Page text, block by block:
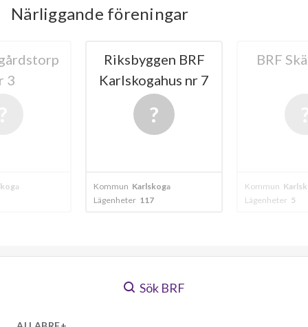
Närliggande föreningar
3
Riksbyggen BRF
Karlskogahus nr 7
Kommun Karlskoga
Lägenheter 117
BRF
Kommun
Lägenheter 5
Sök BRF